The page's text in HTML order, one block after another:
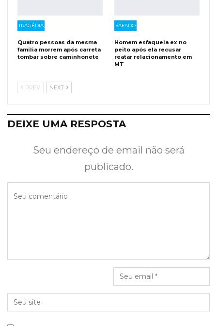
TRAGÉDIA
Quatro pessoas da mesma
família morrem após carreta
tombar sobre caminhonete
SAFADO
Homem esfaqueia ex no
peito após ela recusar
reatar relacionamento em
MT
PREV NEXT
DEIXE UMA RESPOSTA
Seu endereço de email não será
publicado.